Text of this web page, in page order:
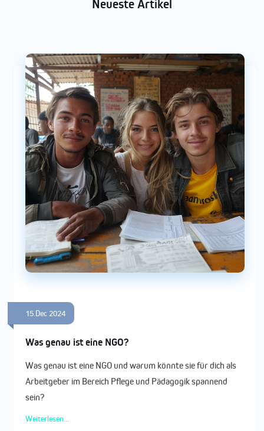
Neueste Artikel
15.Dec 2024
Was genau ist eine NGO?
Was genau ist eine NGO und warum könnte sie für dich als
Arbeitgeber im Bereich Pflege und Pädagogik spannend
sein?
Weiterlesen...